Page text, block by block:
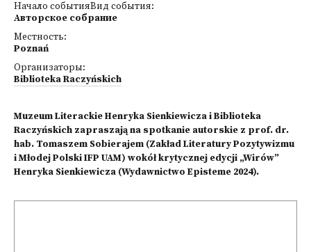
Начало событияВид события:
Авторское собрание
Местность:
Poznań
Организаторы:
Biblioteka Raczyńskich
Muzeum Literackie Henryka Sienkiewicza i Biblioteka
Raczyńskich zapraszają na spotkanie autorskie z prof. dr.
hab. Tomaszem Sobierajem (Zakład Literatury Pozytywizmu
i Młodej Polski IFP UAM) wokół krytycznej edycji „Wirów”
Henryka Sienkiewicza (Wydawnictwo Episteme 2024).